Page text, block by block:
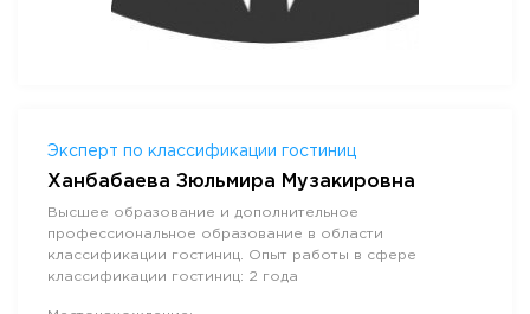
Эксперт по классификации гостиниц
Ханбабаева Зюльмира Музакировна
Высшее образование и дополнительное
профессиональное образование в области
классификации гостиниц. Опыт работы в сфере
классификации гостиниц: 2 года